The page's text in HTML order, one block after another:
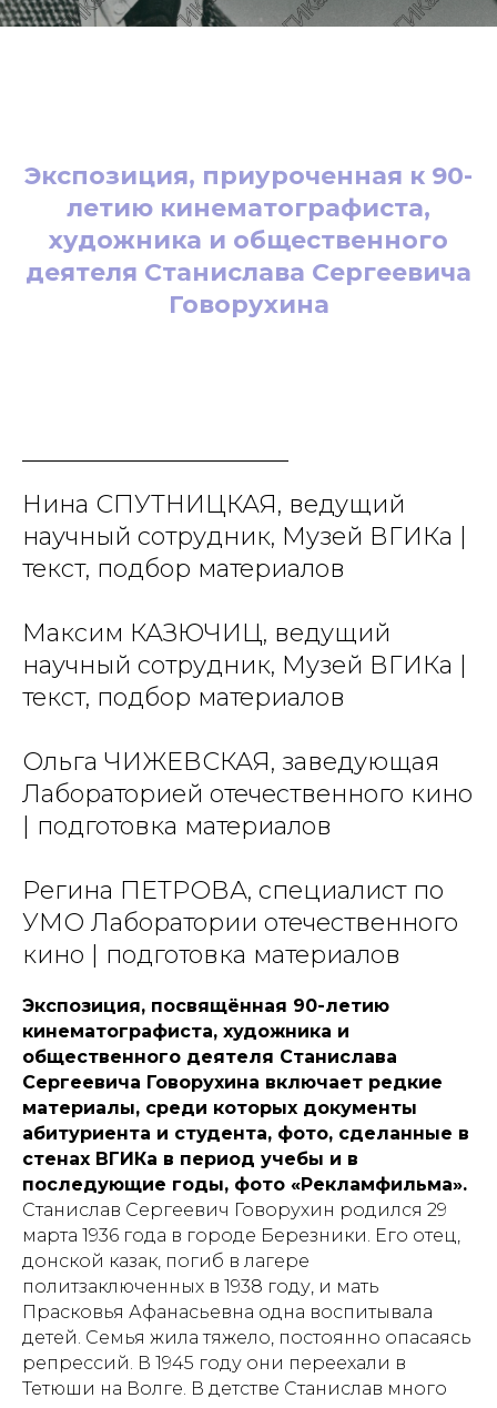
Экспозиция, приуроченная к 90-
летию кинематографиста,
художника и общественного
деятеля Станислава Сергеевича
Говорухина
Нина СПУТНИЦКАЯ, ведущий
научный сотрудник, Музей ВГИКа |
текст, подбор материалов
Максим КАЗЮЧИЦ, ведущий
научный сотрудник, Музей ВГИКа |
текст, подбор материалов
Ольга ЧИЖЕВСКАЯ, заведующая
Лабораторией отечественного кино
| подготовка материалов
Регина ПЕТРОВА, специалист по
УМО Лаборатории отечественного
кино | подготовка материалов
Экспозиция, посвящённая 90-летию
кинематографиста, художника и
общественного деятеля Станислава
Сергеевича Говорухина включает редкие
материалы, среди которых документы
абитуриента и студента, фото, сделанные в
стенах ВГИКа в период учебы и в
последующие годы, фото «Рекламфильма».
Станислав Сергеевич Говорухин родился 29
марта 1936 года в городе Березники. Его отец,
донской казак, погиб в лагере
политзаключенных в 1938 году, и мать
Прасковья Афанасьевна одна воспитывала
детей. Семья жила тяжело, постоянно опасаясь
репрессий. В 1945 году они переехали в
Тетюши на Волге. В детстве Станислав много